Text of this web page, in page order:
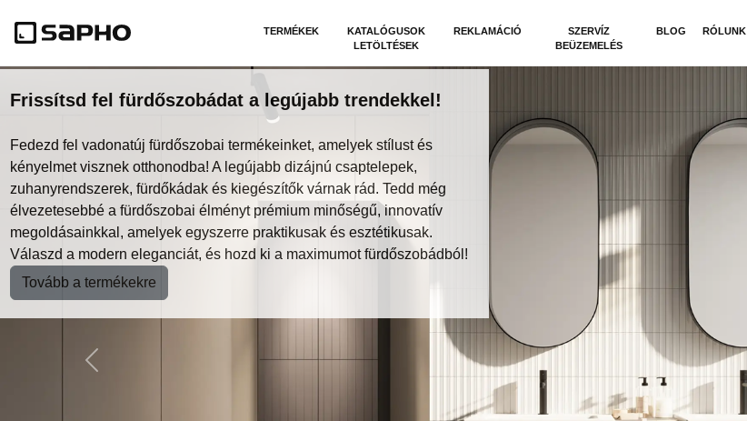
TERMÉKEK
KATALÓGUSOK
LETÖLTÉSEK
REKLAMÁCIÓ
SZERVÍZ
BEÜZEMELÉS
BLOG RÓLUNK
Previous
Frissítsd fel fürdőszobádat a legújabb trendekkel!
Fedezd fel vadonatúj fürdőszobai termékeinket, amelyek stílust és
kényelmet visznek otthonodba! A legújabb dizájnú csaptelepek,
zuhanyrendszerek, fürdőkádak és kiegészítők várnak rád. Tedd még
élvezetesebbé a fürdőszobai élményt prémium minőségű, innovatív
megoldásainkkal, amelyek egyszerre praktikusak és esztétikusak.
Válaszd a modern eleganciát, és hozd ki a maximumot fürdőszobádból!
Tovább a termékekre